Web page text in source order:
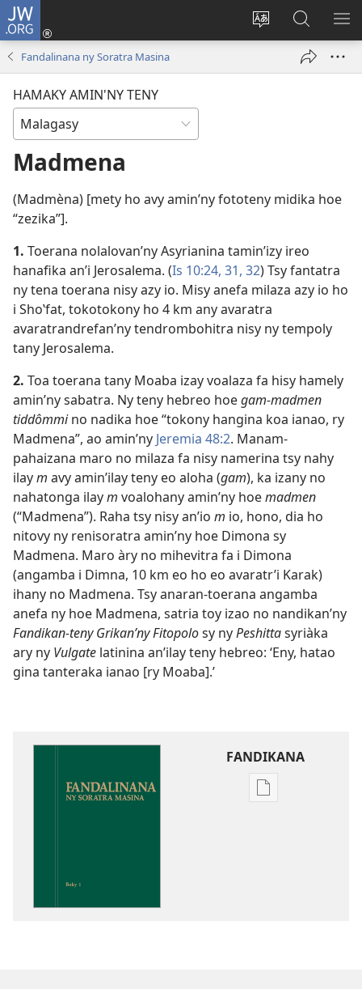
JW.ORG
Hiova
Hiditra
(manokatra
ato
Amin’ny
Fandalinana ny Soratra Masina
HAMAKY AMIN'NY TENY
Madmena
(Madmèna) [mety ho avy amin’ny fototeny midika hoe
“zezika”].
1. Toerana nolalovan’ny Asyrianina tamin’izy ireo
hanafika an’i Jerosalema. (Is 10:24, 31, 32) Tsy fantatra
ny tena toerana nisy azy io. Misy anefa milaza azy io ho
i Shoʽfat, tokotokony ho 4 km any avaratra
avaratrandrefan’ny tendrombohitra nisy ny tempoly
tany Jerosalema.
2. Toa toerana tany Moaba izay voalaza fa hisy hamely
amin’ny sabatra. Ny teny hebreo hoegam-madmen
tiddômmino nadika hoe “tokony hangina koa ianao, ry
Madmena”, ao amin’ny Jeremia 48:2. Manam-
pahaizana maro no milaza fa nisy namerina tsy nahy
ilaym avy amin’ilay teny eo aloha (gam), ka izany no
nahatonga ilaym voalohany amin’ny hoemadmen
(“Madmena”). Raha tsy nisy an’io m io, hono, dia ho
nitovy ny renisoratra amin’ny hoe Dimona sy
Madmena. Maro àry no mihevitra fa i Dimona
(angamba i Dimna, 10 km eo ho eo avaratr’i Karak)
ihany no Madmena. Tsy anaran-toerana angamba
anefa ny hoe Madmena, satria toy izao no nandikan’ny
Fandikan-teny Grikan’ny Fitopolosy nyPeshittasyriàka
ary ny Vulgate latinina an’ilay teny hebreo: ‘Eny, hatao
gina tanteraka ianao [ry Moaba].’
FANDIKANA
Fandikana